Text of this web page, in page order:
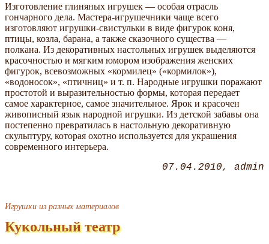
Изготовление глиняных игрушек — особая отрасль
гончарного дела. Мастера-игрушечники чаще всего
изготовляют игрушки-свистульки в виде фигурок коня,
птицы, козла, барана, а также сказочного существа —
полкана. Из декоративных настольных игрушек выделяются
красочностью и мягким юмором изображения женских
фигурок, всевозможных «кормилец» («кормилок»),
«водоносок», «птичниц» и т. п. Народные игрушки поражают
простотой и выразительностью формы, которая передает
самое характерное, самое значительное. Ярок и красочен
живописный язык народной игрушки. Из детской забавы она
постепенно превратилась в настольную декоративную
скульптуру, которая охотно используется для украшения
современного интерьера.
07.04.2010 admin
Игрушки из разных материалов
Кукольный театр